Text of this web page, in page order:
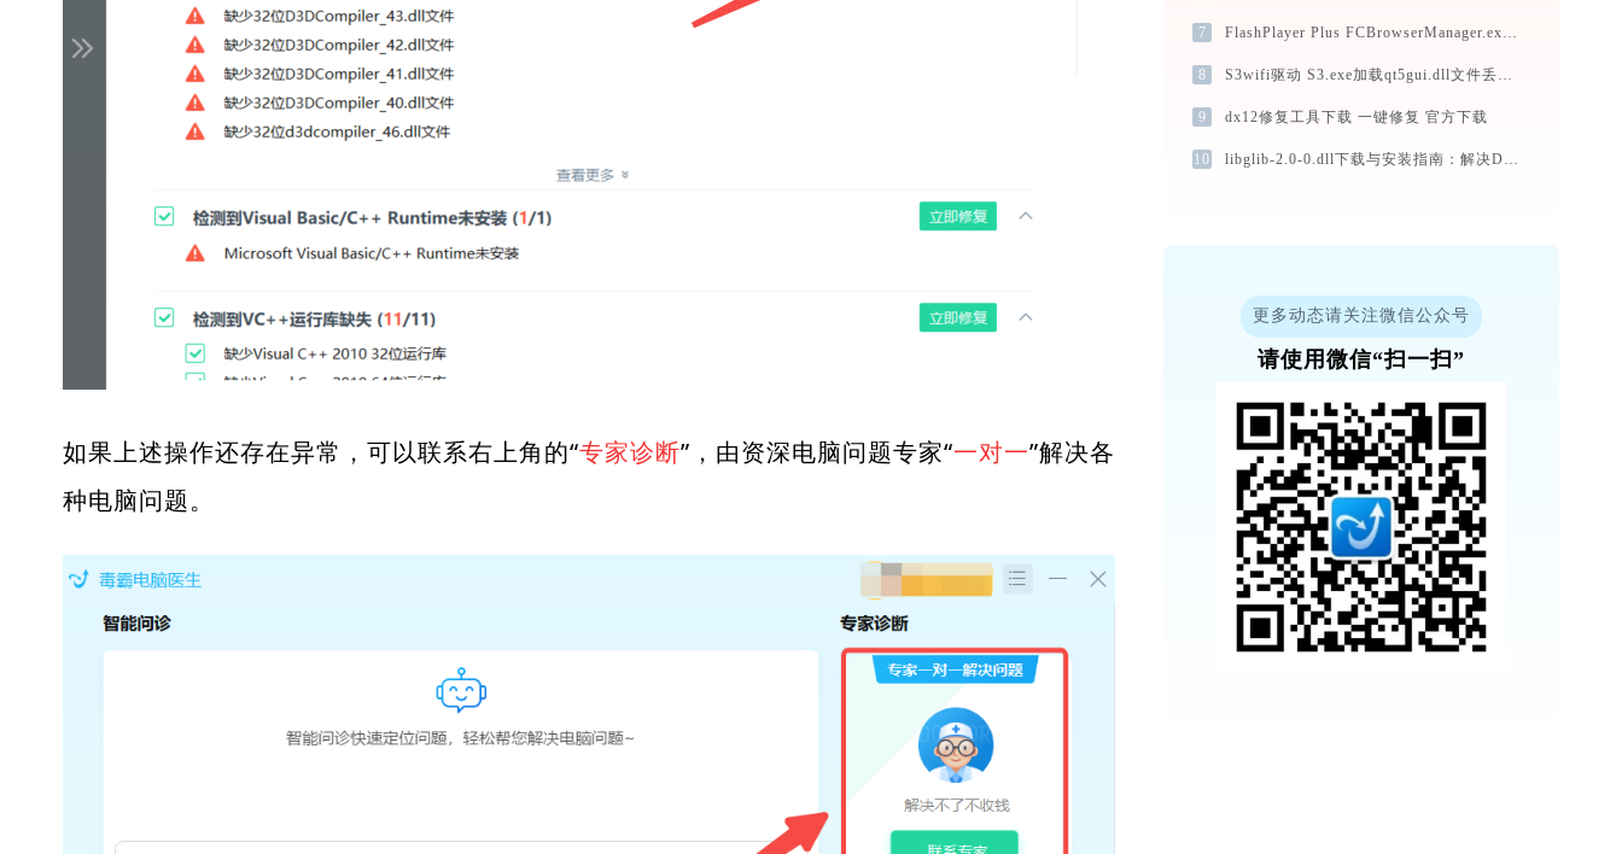
如果上述操作还存在异常，可以联系右上角的“专家诊断”，由资深电脑问题专家“一对一”解决各
种电脑问题。
7 FlashPlayer Plus FCBrowserManager.exe系统错误qt5gui.dll丢失如何解决
8 S3wifi驱动 S3.exe加载qt5gui.dll文件丢失处理办法
9 dx12修复工具下载 一键修复 官方下载
10 libglib-2.0-0.dll下载与安装指南：解决DLL缺失问题的专业方法
更多动态请关注微信公众号
请使用微信“扫一扫”